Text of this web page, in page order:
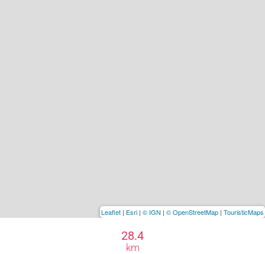
28.4
km
Leaflet | Esri | © IGN | © OpenStreetMap | TouristicMaps